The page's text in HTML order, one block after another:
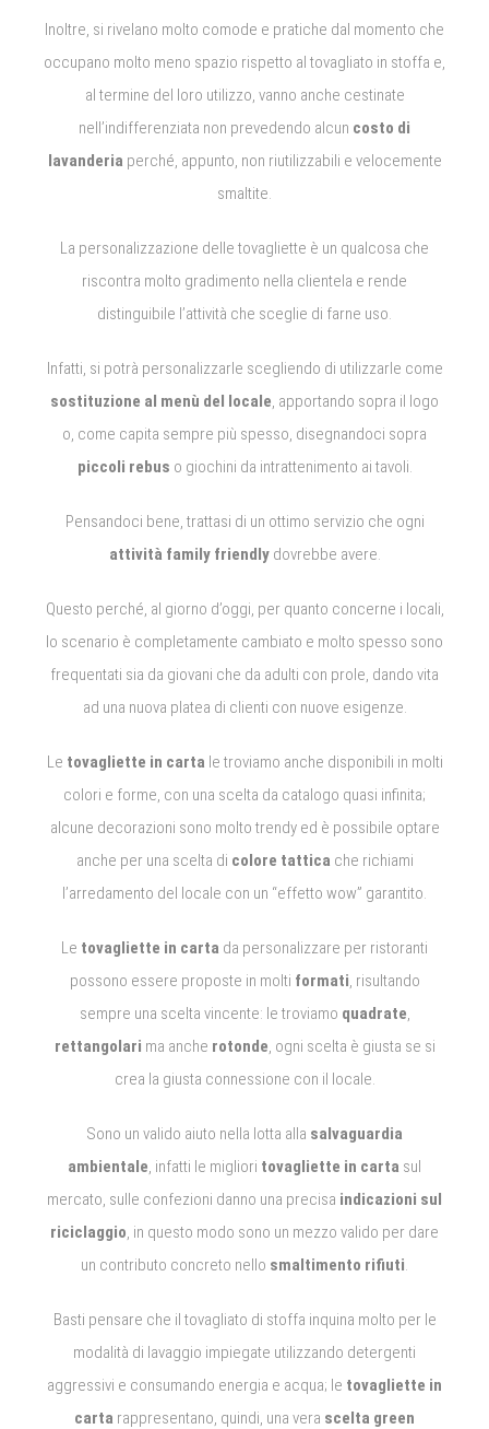
Inoltre, si rivelano molto comode e pratiche dal momento che
occupano molto meno spazio rispetto al tovagliato in stoffa e,
al termine del loro utilizzo, vanno anche cestinate
nell’indifferenziata non prevedendo alcun costo di
lavanderia perché, appunto, non riutilizzabili e velocemente
smaltite.
La personalizzazione delle tovagliette è un qualcosa che
riscontra molto gradimento nella clientela e rende
distinguibile l’attività che sceglie di farne uso.
Infatti, si potrà personalizzarle scegliendo di utilizzarle come
sostituzione al menù del locale , apportando sopra il logo
o, come capita sempre più spesso, disegnandoci sopra
piccoli rebus o giochini da intrattenimento ai tavoli.
Pensandoci bene, trattasi di un ottimo servizio che ogni
attività family friendly dovrebbe avere.
Questo perché, al giorno d’oggi, per quanto concerne i locali,
lo scenario è completamente cambiato e molto spesso sono
frequentati sia da giovani che da adulti con prole, dando vita
ad una nuova platea di clienti con nuove esigenze.
Le tovagliette in carta le troviamo anche disponibili in molti
colori e forme, con una scelta da catalogo quasi infinita;
alcune decorazioni sono molto trendy ed è possibile optare
anche per una scelta di colore tattica che richiami
l’arredamento del locale con un “effetto wow” garantito.
Le tovagliette in carta da personalizzare per ristoranti
possono essere proposte in molti formati , risultando
sempre una scelta vincente: le troviamo quadrate
rettangolari ma anche rotonde , ogni scelta è giusta se si
crea la giusta connessione con il locale.
Sono un valido aiuto nella lotta alla salvaguardia
ambientale , infatti le migliori tovagliette in carta sul
mercato, sulle confezioni danno una precisa indicazioni sul
riciclaggio , in questo modo sono un mezzo valido per dare
un contributo concreto nello smaltimento rifiuti
Basti pensare che il tovagliato di stoffa inquina molto per le
modalità di lavaggio impiegate utilizzando detergenti
aggressivi e consumando energia e acqua; le tovagliette in
carta rappresentano, quindi, una vera scelta green